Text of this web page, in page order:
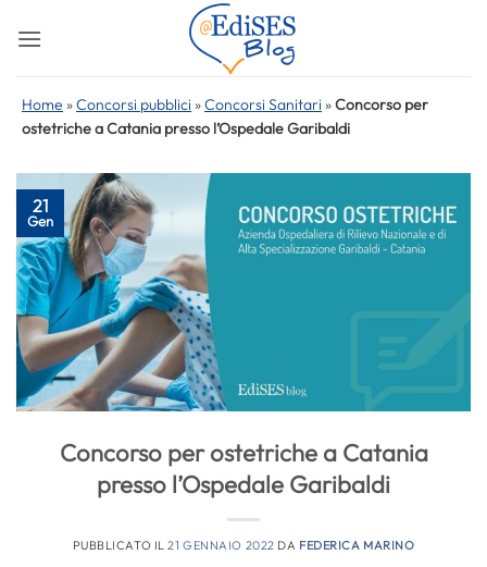
Home »Concorsi pubblici »Concorsi Sanitari »Concorso per
ostetriche a Catania presso l’Ospedale Garibaldi
21
Gen
Concorso per ostetriche a Catania
presso l’Ospedale Garibaldi
PUBBLICATO IL21 GENNAIO 2022 DA FEDERICA MARINO